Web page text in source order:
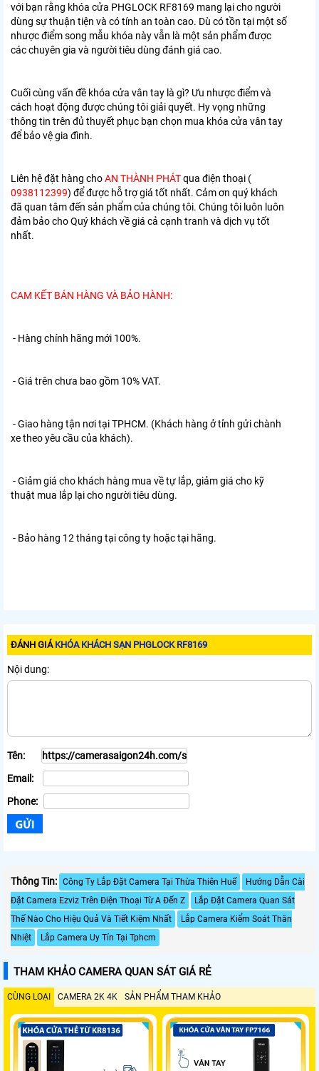
với bạn rằng khóa cửa PHGLOCK RF8169 mang lại cho người
dùng sự thuận tiện và có tính an toàn cao. Dù có tồn tại một số
nhược điểm song mẫu khóa này vẫn là một sản phẩm được
các chuyên gia và người tiêu dùng đánh giá cao.
Cuối cùng vấn đề khóa cửa vân tay là gì? Ưu nhược điểm và
cách hoạt động được chúng tôi giải quyết. Hy vọng những
thông tin trên đủ thuyết phục bạn chọn mua khóa cửa vân tay
để bảo vệ gia đình.
Liên hệ đặt hàng choAN THÀNH PHÁTqua điện thoại (
0938112399) để được hỗ trợ giá tốt nhất. Cảm ơn quý khách
đã quan tâm đến sản phẩm của chúng tôi. Chúng tôi luôn luôn
đảm bảo cho Quý khách về giá cả cạnh tranh và dịch vụ tốt
nhất.
CAM KẾT BÁN HÀNG VÀ BẢO HÀNH:
- Hàng chính hãng mới 100%.
- Giá trên chưa bao gồm 10% VAT.
- Giao hàng tận nơi tại TPHCM. (Khách hàng ở tỉnh gửi chành
xe theo yêu cầu của khách).
- Giảm giá cho khách hàng mua về tự lắp, giảm giá cho kỹ
thuật mua lắp lại cho người tiêu dùng.
- Bảo hàng 12 tháng tại công ty hoặc tại hãng.
ĐÁNH GIÁ KHÓA KHÁCH SẠN PHGLOCK RF8169
Nội dung:
Tên:
Email:
Phone:
Thông Tin: Công Ty Lắp Đặt Camera Tại Thừa Thiên Huế
Hướng Dẫn Cài
Đặt Camera Ezviz Trên Điện Thoại Từ A Đến Z
Lắp Đặt Camera Quan Sát
Thế Nào Cho Hiệu Quả Và Tiết Kiệm Nhất
Lắp Camera Kiểm Soát Thân
Nhiệt
Lắp Camera Uy Tín Tại Tphcm
THAM KHẢO CAMERA QUAN SÁT GIÁ RẺ
CÙNG LOẠI CAMERA 2K 4K SẢN PHẨM THAM KHẢO